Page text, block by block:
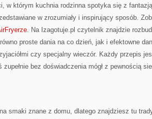
w którym kuchnia rodzinna spotyka się z
w zrozumiały i inspirujący sposób.
. Na Izagotuje.pl czytelnik znajdzie
proste dania na co dzień, jak i efektowne
czy specjalny wieczór. Każdy przepis
zupełnie bez doświadczenia mógł z pewnością
smaki znane z domu, dlatego znajdziesz tu